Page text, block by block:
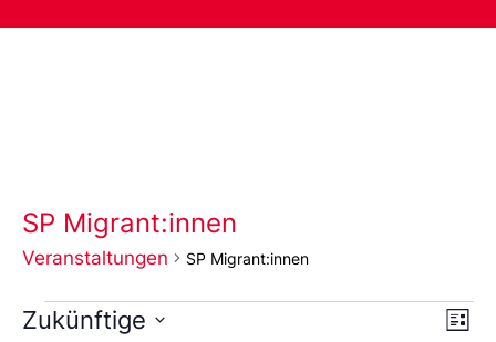
SP Migrant:innen
Veranstaltungen SP Migrant:innen
Liste
Zukünftige